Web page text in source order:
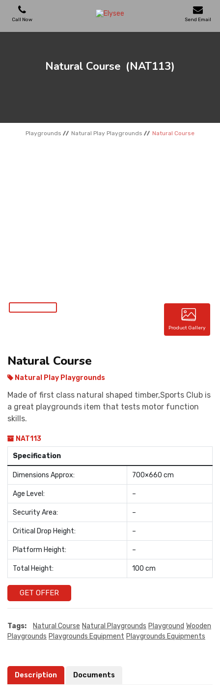
Call Now Send Email
OUTDOOR FURNITURES
Natural Course (NAT113)
Playgrounds Natural Play Playgrounds Natural Course
Product Gallery
Natural Course
Natural Play Playgrounds
Made of first class natural shaped timber,Sports Club is
a great playgrounds item that tests motor function
skills.
NAT113
Specification
Dimensions Approx: 700×660 cm
Age Level: –
Security Area: –
Critical Drop Height: –
Platform Height: –
Total Height: 100 cm
GET OFFER
Tags: Natural Course Natural Playgrounds Playground Wooden
Playgrounds Playgrounds Equipment Playgrounds Equipments
Description Documents